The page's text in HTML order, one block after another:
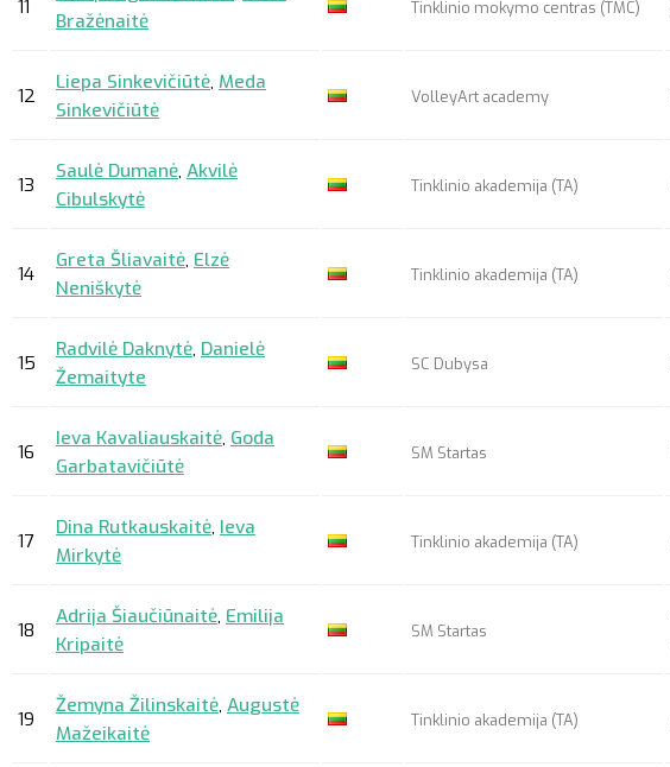
11
Bražėnaitė
Tinklinio mokymo centras (TMC)
12
Liepa Sinkevičiūtė, Meda
Sinkevičiūtė
VolleyArt academy
13
Saulė Dumanė, Akvilė
Cibulskytė
Tinklinio akademija (TA)
14
Greta Šliavaitė, Elzė
Neniškytė
Tinklinio akademija (TA)
15
Radvilė Daknytė, Danielė
Žemaityte
SC Dubysa
16
Ieva Kavaliauskaitė, Goda
Garbatavičiūtė
SM Startas
17
Dina Rutkauskaitė, Ieva
Mirkytė
Tinklinio akademija (TA)
18
Adrija Šiaučiūnaitė, Emilija
Kripaitė
SM Startas
19
Žemyna Žilinskaitė, Augustė
Mažeikaitė
Tinklinio akademija (TA)